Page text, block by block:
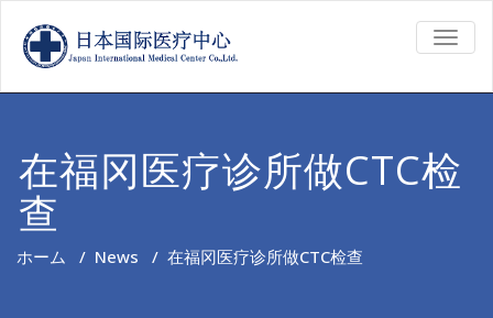
在福冈医疗诊所做CTC检
查
ホーム / News / 在福冈医疗诊所做CTC检查